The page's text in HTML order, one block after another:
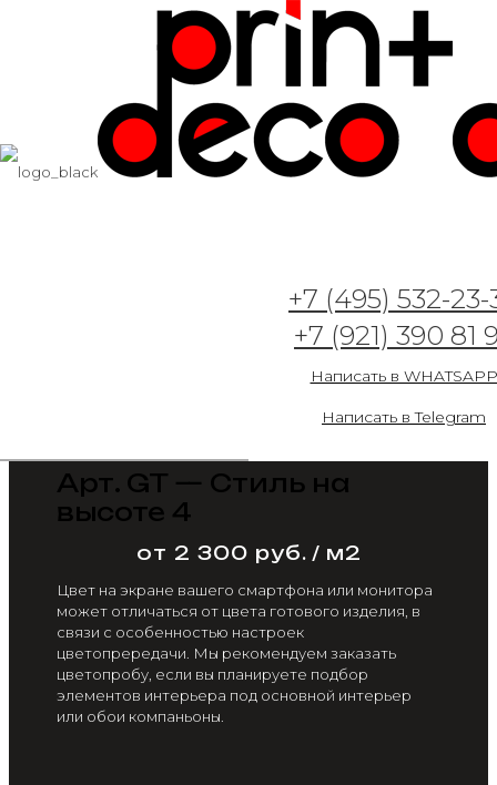
+7 (495) 532-23-
+7 (921) 390 81
Написать в WHATSAPP
Написать в Telegram
Арт. GT — Стиль на
высоте 4
от 2 300 руб. / м2
Цвет на экране вашего смартфона или монитора
может отличаться от цвета готового изделия, в
связи с особенностью настроек
цветопрередачи. Мы рекомендуем заказать
цветопробу, если вы планируете подбор
элементов интерьера под основной интерьер
или обои компаньоны.